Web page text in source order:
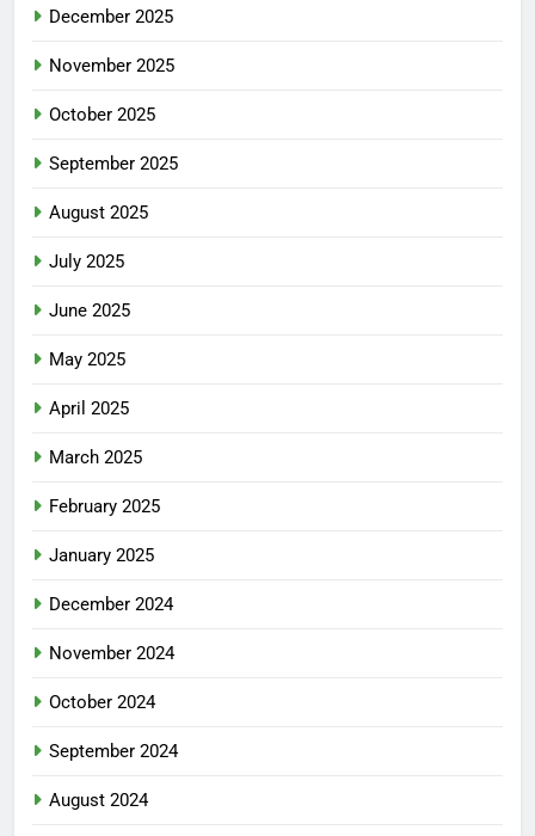
December 2025
November 2025
October 2025
September 2025
August 2025
July 2025
June 2025
May 2025
April 2025
March 2025
February 2025
January 2025
December 2024
November 2024
October 2024
September 2024
August 2024